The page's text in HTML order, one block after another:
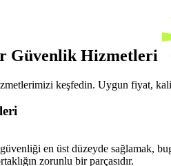
Güvenlik Hizmetleri
keşfedin. Uygun fiyat,
en üst düzeyde sağlamak,
zorunlu bir parçasıdır.